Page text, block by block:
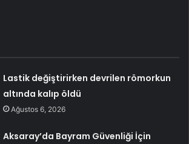
Lastik değiştirirken devrilen römorkun
altında kalıp öldü
Ağustos 6, 2026
Aksaray’da Bayram Güvenliği İçin